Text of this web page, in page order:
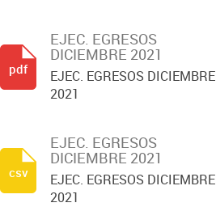
EJEC. EGRESOS
DICIEMBRE 2021
EJEC. EGRESOS DICIEMBRE
2021
pdf
EJEC. EGRESOS
DICIEMBRE 2021
EJEC. EGRESOS DICIEMBRE
2021
csv